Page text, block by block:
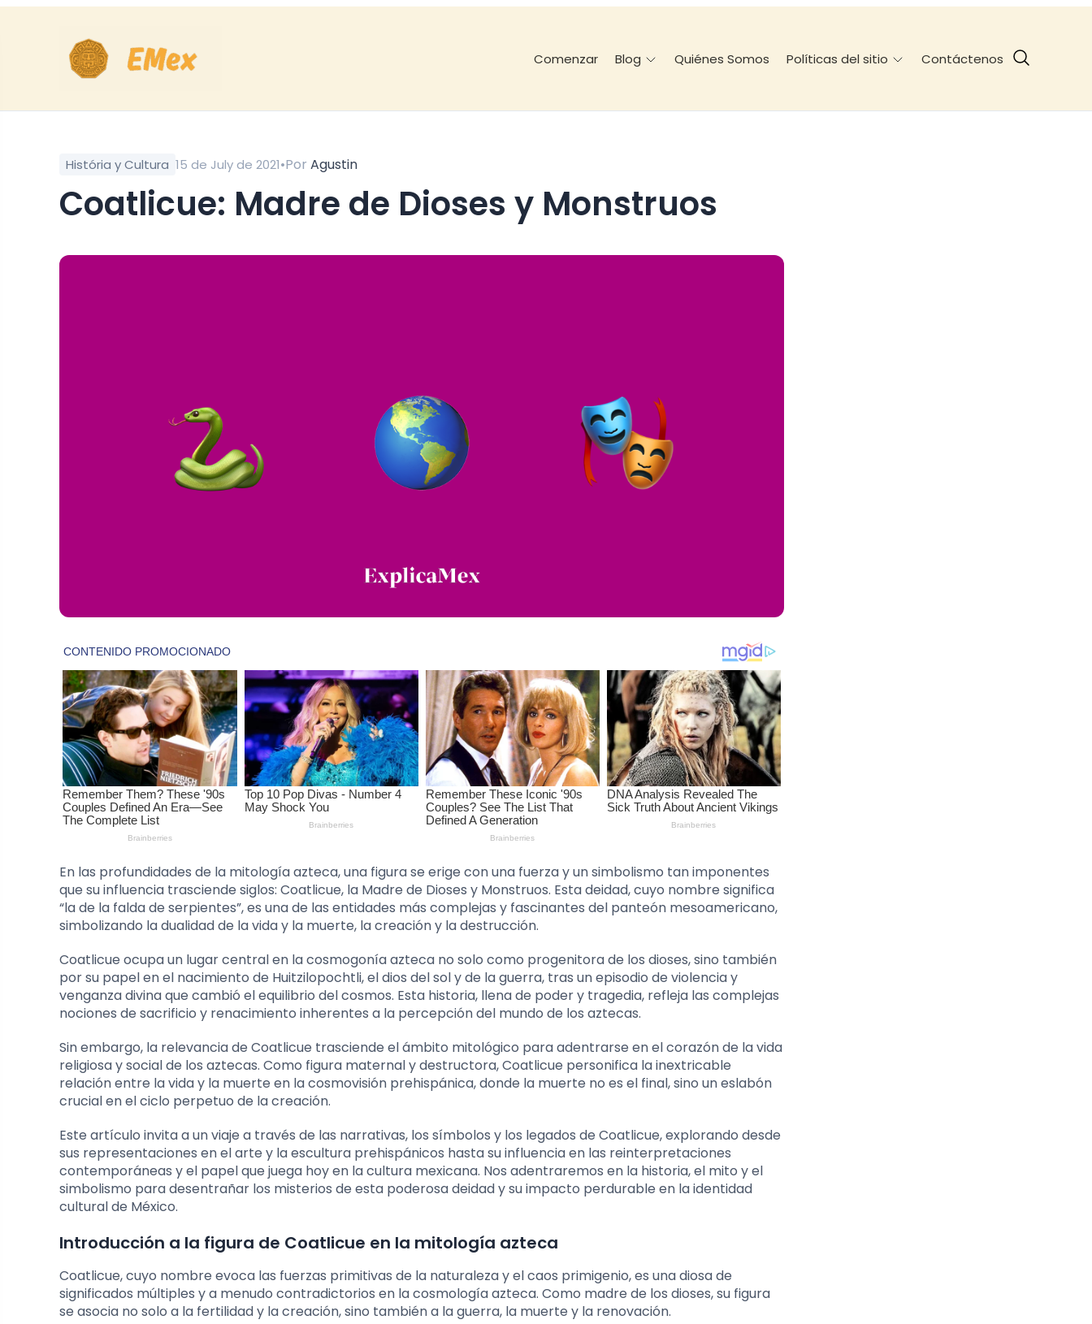
Comenzar Blog Quiénes Somos Políticas del sitio Contáctenos
História y Cultura 15 de July de 2021•Por Agustin
Coatlicue: Madre de Dioses y Monstruos
En las profundidades de la mitología azteca, una figura se erige con una fuerza y un simbolismo tan imponentes
que su influencia trasciende siglos: Coatlicue, la Madre de Dioses y Monstruos. Esta deidad, cuyo nombre significa
“la de la falda de serpientes”, es una de las entidades más complejas y fascinantes del panteón mesoamericano,
simbolizando la dualidad de la vida y la muerte, la creación y la destrucción.
Coatlicue ocupa un lugar central en la cosmogonía azteca no solo como progenitora de los dioses, sino también
por su papel en el nacimiento de Huitzilopochtli, el dios del sol y de la guerra, tras un episodio de violencia y
venganza divina que cambió el equilibrio del cosmos. Esta historia, llena de poder y tragedia, refleja las complejas
nociones de sacrificio y renacimiento inherentes a la percepción del mundo de los aztecas.
Sin embargo, la relevancia de Coatlicue trasciende el ámbito mitológico para adentrarse en el corazón de la vida
religiosa y social de los aztecas. Como figura maternal y destructora, Coatlicue personifica la inextricable
relación entre la vida y la muerte en la cosmovisión prehispánica, donde la muerte no es el final, sino un eslabón
crucial en el ciclo perpetuo de la creación.
Este artículo invita a un viaje a través de las narrativas, los símbolos y los legados de Coatlicue, explorando desde
sus representaciones en el arte y la escultura prehispánicos hasta su influencia en las reinterpretaciones
contemporáneas y el papel que juega hoy en la cultura mexicana. Nos adentraremos en la historia, el mito y el
simbolismo para desentrañar los misterios de esta poderosa deidad y su impacto perdurable en la identidad
cultural de México.
Introducción a la figura de Coatlicue en la mitología azteca
Coatlicue, cuyo nombre evoca las fuerzas primitivas de la naturaleza y el caos primigenio, es una diosa de
significados múltiples y a menudo contradictorios en la cosmología azteca. Como madre de los dioses, su figura
se asocia no solo a la fertilidad y la creación, sino también a la guerra, la muerte y la renovación.